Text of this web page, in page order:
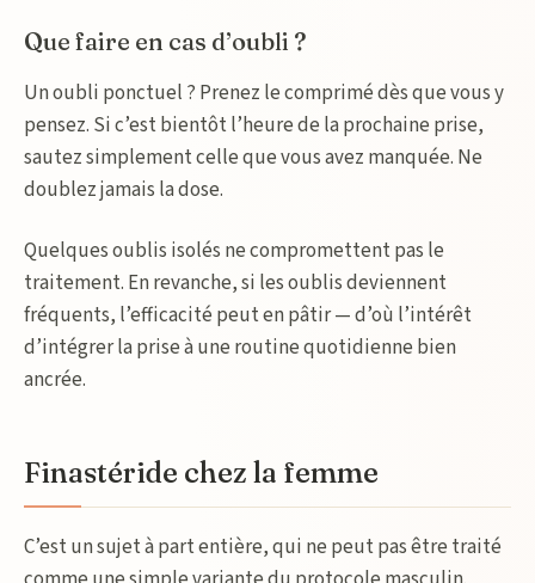
Que faire en cas d’oubli ?
Un oubli ponctuel ? Prenez le comprimé dès que vous y
pensez. Si c’est bientôt l’heure de la prochaine prise,
sautez simplement celle que vous avez manquée. Ne
doublez jamais la dose.
Quelques oublis isolés ne compromettent pas le
traitement. En revanche, si les oublis deviennent
fréquents, l’efficacité peut en pâtir — d’où l’intérêt
d’intégrer la prise à une routine quotidienne bien
ancrée.
Finastéride chez la femme
C’est un sujet à part entière, qui ne peut pas être traité